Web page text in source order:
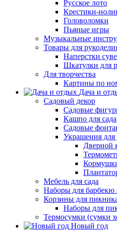
Русское лото
Крестики-
Головоломки
Пьяные игры
Музыкальные
Товары для
Наперстки
Шкатулки для
Для творчества
Картины по
Дача и
Садовый декор
Садовые
Кашпо для сада
Садовые
Украшения для
Дверной
Мебель для сада
Наборы для
Корзины для
Наборы для
Термосумки (сумки
Новый год